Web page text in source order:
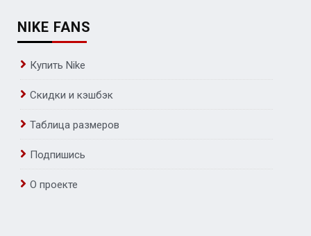
NIKE FANS
Купить Nike
Скидки и кэшбэк
Таблица размеров
Подпишись
О проекте